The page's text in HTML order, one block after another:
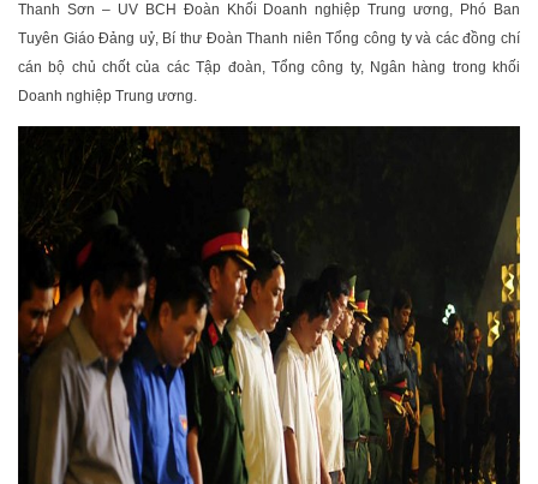
Thanh Sơn – UV BCH Đoàn Khối Doanh nghiệp Trung ương, Phó Ban
Tuyên Giáo Đảng uỷ, Bí thư Đoàn Thanh niên Tổng công ty và các đồng chí
cán bộ chủ chốt của các Tập đoàn, Tổng công ty, Ngân hàng trong khối
Doanh nghiệp Trung ương.